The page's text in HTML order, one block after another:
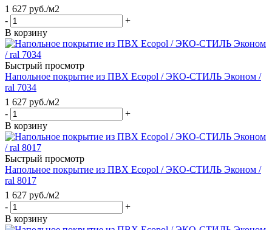
1 627 руб./м2
-
+
В корзину
Быстрый просмотр
Напольное покрытие из ПВХ Ecopol / ЭКО-СТИЛЬ Эконом /
ral 7034
1 627 руб./м2
-
+
В корзину
Быстрый просмотр
Напольное покрытие из ПВХ Ecopol / ЭКО-СТИЛЬ Эконом /
ral 8017
1 627 руб./м2
-
+
В корзину